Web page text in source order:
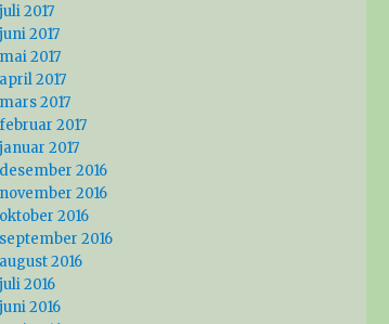
juli 2017
juni 2017
mai 2017
april 2017
mars 2017
februar 2017
januar 2017
desember 2016
november 2016
oktober 2016
september 2016
august 2016
juli 2016
juni 2016